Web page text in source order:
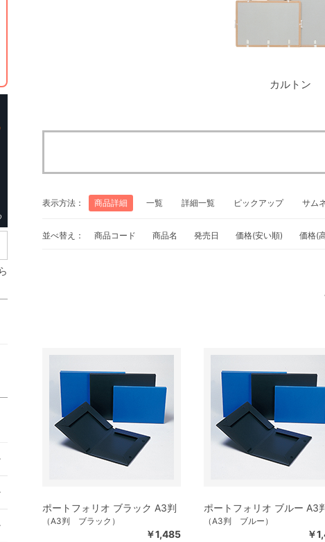
カルトン
表示方法： 商品詳細 一覧 詳細一覧 ピックアップ サム
並べ替え： 商品コード 商品名 発売日 価格(安い順) 価格(
ポートフォリオ ブラック A3判
（A3判 ブラック）
￥1,485
ポートフォリオ ブルー A3
（A3判 ブルー）
￥